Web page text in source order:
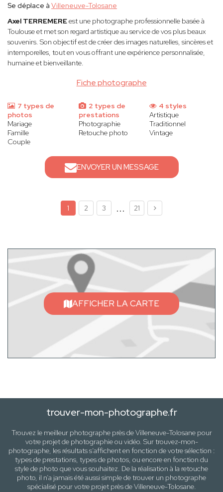
Fiche photographe
Se déplace à Villeneuve-Tolosane
Axel TERREMEREest une photographe professionnelle basée à
Toulouse et met son regard artistique au service de vos plus beaux
souvenirs. Son objectif est de créer des images naturelles, sincères et
intemporelles, tout en vous offrant une expérience personnalisée,
humaine et bienveillante.
7 types de
photos
Mariage
Famille
Couple
2 types de
prestations
Photographie
Retouche photo
4 styles
Artistique
Traditionnel
Vintage
ENVOYER UN MESSAGE
1 2 3 ... 21
AFFICHER LA CARTE
trouver-mon-photographe.fr
Trouvez le meilleur photographe près deVilleneuve-Tolosanepour
votre projet de photographie ou vidéo. Sur trouvez-mon-
photographe, les résultats s’affichent en fonction de votre sélection :
types de prestations, types de photos, ou encore en fonction du
stylede photo que vous souhaitez. De la réalisation à la retouche
photo, il n’a jamais été aussi simple de trouver un photographe
spécialisé pour votre projet près deVilleneuve-Tolosane.